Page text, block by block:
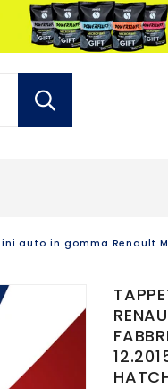
auto in gomma Renault